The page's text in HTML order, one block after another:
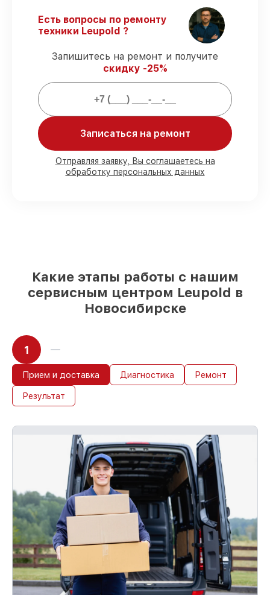
оптического прицела Leupold VX-3HD
3.5-10x40 CDS-ZL без задержек.
Официальная гарантия
– все работы и
запчасти защищены сервисной
гарантией.
Мы гарантируем:
заказов закрываем в присутствии
клиента
90%
складе в Новосибирске, остальные
поступают оперативно
Есть вопросы по ремонту
техники Leupold ?
Запишитесь на ремонт и получите
скидку -25%
Записаться на ремонт
Отправляя заявку, Вы соглашаетесь на
обработку персональных данных
Какие этапы работы с нашим
сервисным центром Leupold в
Новосибирске
1
Прием и доставка Диагностика Ремонт
Результат